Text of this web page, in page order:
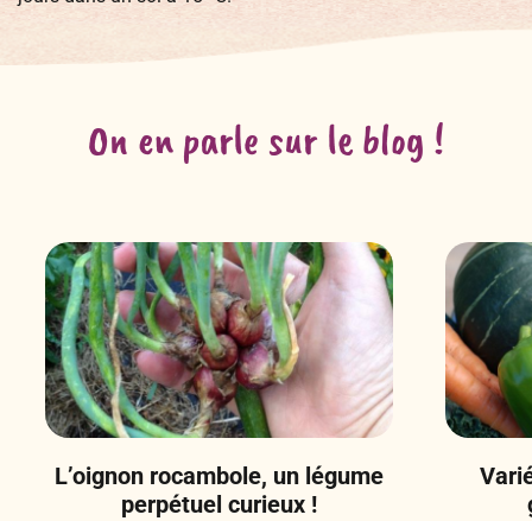
On en parle sur le blog !
L’oignon rocambole, un légume
perpétuel curieux !